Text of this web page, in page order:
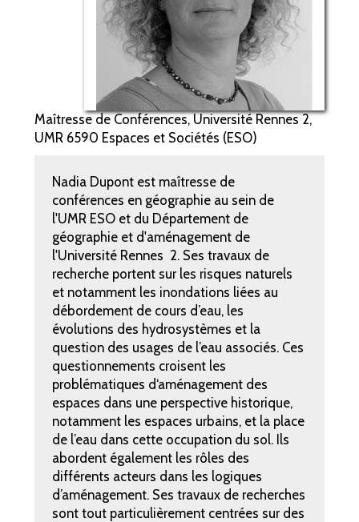
Maîtresse de Conférences, Université Rennes 2,
UMR 6590 Espaces et Sociétés (ESO)
Nadia Dupont est maîtresse de
conférences en géographie au sein de
l'UMR ESO et du Département de
géographie et d'aménagement de
l'Université Rennes 2. Ses travaux de
recherche portent sur les risques naturels
et notamment les inondations liées au
débordement de cours d’eau, les
évolutions des hydrosystèmes et la
question des usages de l’eau associés. Ces
questionnements croisent les
problématiques d‘aménagement des
espaces dans une perspective historique,
notamment les espaces urbains, et la place
de l’eau dans cette occupation du sol. Ils
abordent également les rôles des
différents acteurs dans les logiques
d’aménagement. Ses travaux de recherches
sont tout particulièrement centrées sur des